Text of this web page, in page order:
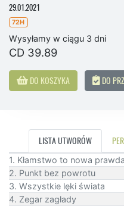
29.01.2021
72H
Wysyłamy w ciągu 3 dni
CD 39.89
DO KOSZYKA DO
LISTA UTWORÓW
1. Kłamstwo to nowa prawda
2. Punkt bez powrotu
3. Wszystkie lęki świata
4. Zegar zagłady